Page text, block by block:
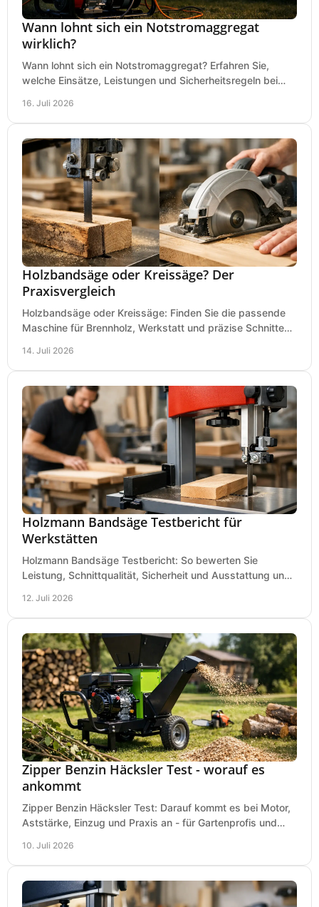
Wann lohnt sich ein Notstromaggregat
wirklich?
Wann lohnt sich ein Notstromaggregat? Erfahren Sie,
welche Einsätze, Leistungen und Sicherheitsregeln bei
16. Juli 2026
Holzbandsäge oder Kreissäge? Der
Praxisvergleich
Holzbandsäge oder Kreissäge: Finden Sie die passende
Maschine für Brennholz, Werkstatt und präzise Schnitte
14. Juli 2026
Holzmann Bandsäge Testbericht für
Werkstätten
Holzmann Bandsäge Testbericht: So bewerten Sie
Leistung, Schnittqualität, Sicherheit und Ausstattung und
12. Juli 2026
Zipper Benzin Häcksler Test - worauf es
ankommt
Zipper Benzin Häcksler Test: Darauf kommt es bei Motor,
Aststärke, Einzug und Praxis an - für Gartenprofis und
10. Juli 2026